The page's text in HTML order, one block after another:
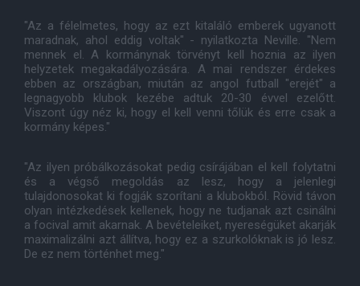
"Az a félelmetes, hogy az ezt kitaláló emberek ugyanott
maradnak, ahol eddig voltak" - nyilatkozta Neville. "Nem
mennek el. A kormánynak törvényt kell hoznia az ilyen
helyzetek megakadályozására. A mai rendszer érdekes
ebben az országban, miután az angol futball "erejét" a
legnagyobb klubok kezébe adtuk 20-30 évvel ezelőtt.
Viszont úgy néz ki, hogy el kell venni tőlük és erre csak a
kormány képes."
"Az ilyen próbálkozásokat pedig csírájában el kell folytatni
és a végső megoldás az lesz, hogy a jelenlegi
tulajdonosokat ki fogják szorítani a klubokból. Rövid távon
olyan intézkedések kellenek, hogy ne tudjanak azt csinálni
a focival amit akarnak. A bevételeiket, nyereségüket akarják
maximalizálni azt állítva, hogy ez a szurkolóknak is jó lesz.
De ez nem történhet meg."